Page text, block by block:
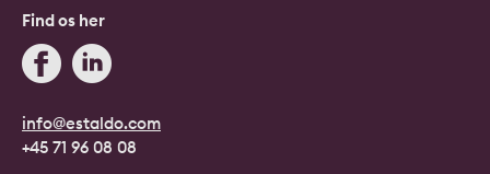
info@estaldo.com
+45 71 96 08 08
Find os her